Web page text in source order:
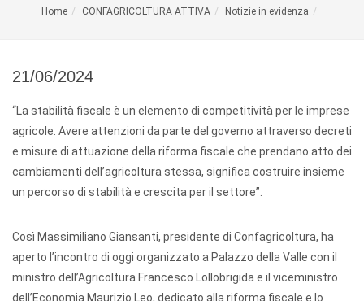
Home CONFAGRICOLTURA ATTIVA Notizie in evidenza
21/06/2024
“La stabilità fiscale è un elemento di competitività per le imprese
agricole. Avere attenzioni da parte del governo attraverso decreti
e misure di attuazione della riforma fiscale che prendano atto dei
cambiamenti dell’agricoltura stessa, significa costruire insieme
un percorso di stabilità e crescita per il settore”.
Così Massimiliano Giansanti, presidente di Confagricoltura, ha
aperto l’incontro di oggi organizzato a Palazzo della Valle con il
ministro dell’Agricoltura Francesco Lollobrigida e il viceministro
dell’Economia Maurizio Leo, dedicato alla riforma fiscale e lo